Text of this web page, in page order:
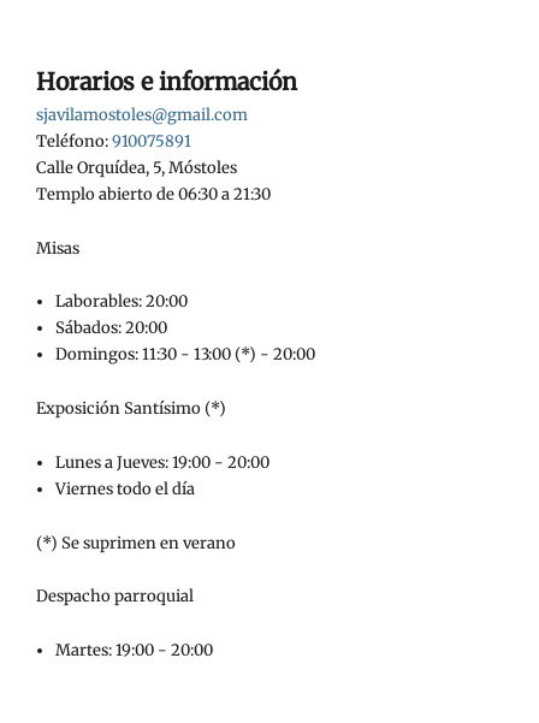
Horarios e información
sjavilamostoles@gmail.com
Teléfono:910075891
Calle Orquídea, 5, Móstoles
Templo abierto de 06:30 a 21:30
Misas
Laborables: 20:00
Sábados: 20:00
Domingos: 11:30 - 13:00 (*) - 20:00
Exposición Santísimo (*)
Lunes a Jueves: 19:00 - 20:00
Viernes todo el día
(*) Se suprimen en verano
Despacho parroquial
Martes: 19:00 - 20:00